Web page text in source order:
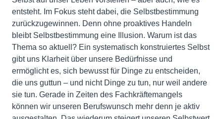
entsteht. Im Fokus steht dabei, die Selbstbestimmung
zurückzugewinnen. Denn ohne proaktives Handeln
bleibt Selbstbestimmung eine Illusion. Warum ist das
Thema so aktuell? Ein systematisch konstruiertes Selbst
gibt uns Klarheit über unsere Bedürfnisse und
ermöglicht es, sich bewusst für Dinge zu entscheiden,
die uns guttun – und nicht Dinge zu tun, nur weil andere
sie tun. Gerade in Zeiten des Fachkräftemangels
können wir unseren Berufswunsch mehr denn je aktiv